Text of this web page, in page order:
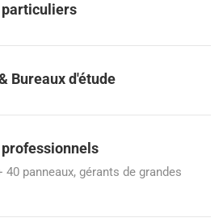
Bureaux d'étude
40 panneaux, gérants de grandes